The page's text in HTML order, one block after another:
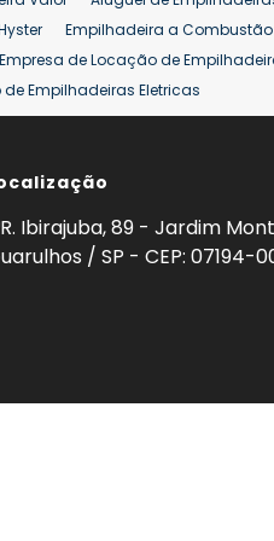
Empilhadeira a
Empresa de Locação de
Empilhadeiras Eletricas
de Empilhadeiras
Empilhadeira Hyster
ton Venda Empilhadeiras 25 ton
R. Ibirajuba, 89 - Jardim
/ SP - CEP: 07194-